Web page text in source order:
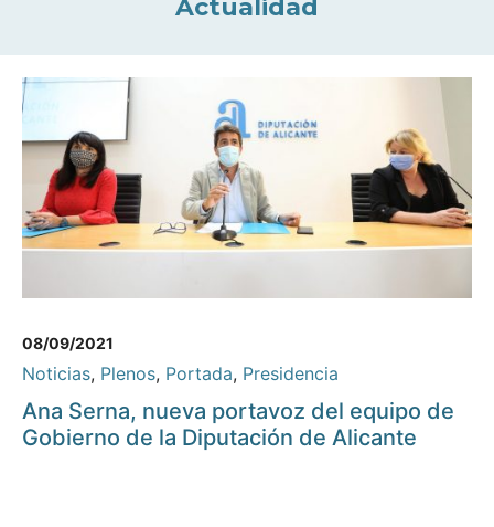
Actualidad
08/09/2021
Noticias, Plenos, Portada, Presidencia
Ana Serna, nueva portavoz del equipo de
Gobierno de la Diputación de Alicante